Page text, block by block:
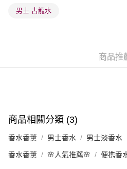
(香港門市) 只顯示可選門市。確認發
(澳門門市) 只顯示可選門市。確認發
男士 古龍水
商品推
商品相關分類 (3)
香水香薰 男士香水 男士淡香水
香水香薰 🌸人氣推薦🌸 便携香